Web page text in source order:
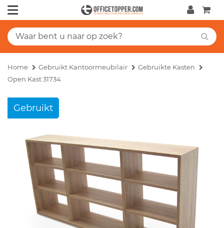
Home Gebruikt Kantoormeubilair
Gebruikte Kasten
Open Kast 31734
Gebruikt